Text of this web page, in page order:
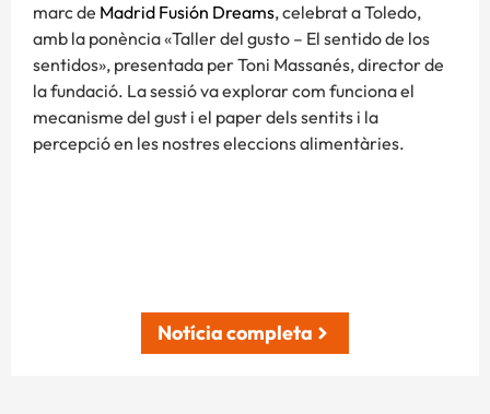
marc de Madrid Fusión Dreams, celebrat a Toledo,
amb la ponència «Taller del gusto – El sentido de los
sentidos», presentada per Toni Massanés, director de
la fundació. La sessió va explorar com funciona el
mecanisme del gust i el paper dels sentits i la
percepció en les nostres eleccions alimentàries.
Notícia completa